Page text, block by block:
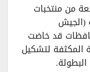
من منتخبات
(الجيش
قد خاضت
المكثفة لتشكيل